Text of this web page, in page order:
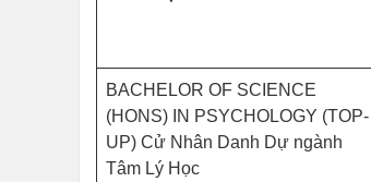
BACHELOR OF SCIENCE
(HONS) IN PSYCHOLOGY (TOP-
UP) Cử Nhân Danh Dự ngành
Tâm Lý Học